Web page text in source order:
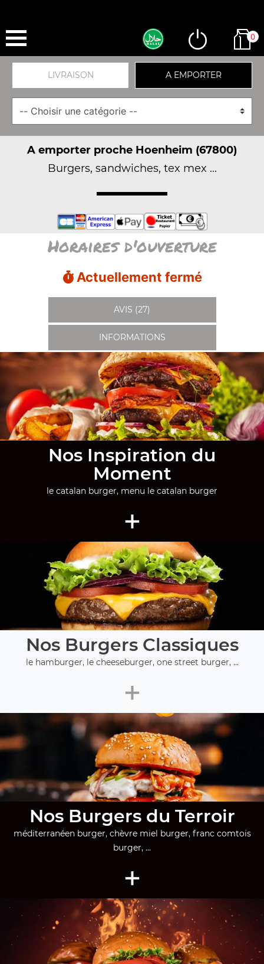
0
LIVRAISON A EMPORTER
A emporter proche Hoenheim (67800)
Burgers, sandwiches, tex mex ...
Horaires d'ouverture
Actuellement fermé
AVIS (27)
INFORMATIONS
Nos Inspiration du
Moment
le catalan burger, menu le catalan burger
+
Nos Burgers Classiques
le hamburger, le cheeseburger, one street burger, ...
+
Nos Burgers du Terroir
méditerranéen burger, chèvre miel burger, franc comtois
burger, ...
+